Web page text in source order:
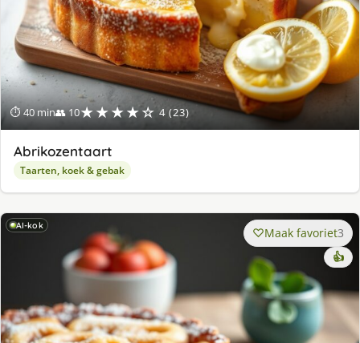
⏱ 40 min👥 10★★★★☆ 4 (23)
Abrikozentaart
Taarten, koek & gebak
AI-kok Maak favoriet3
👍